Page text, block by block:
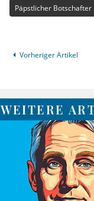
Päpstlicher Botschafter
Vorheriger Artikel
WEITERE